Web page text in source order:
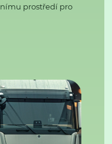
prostředí pro